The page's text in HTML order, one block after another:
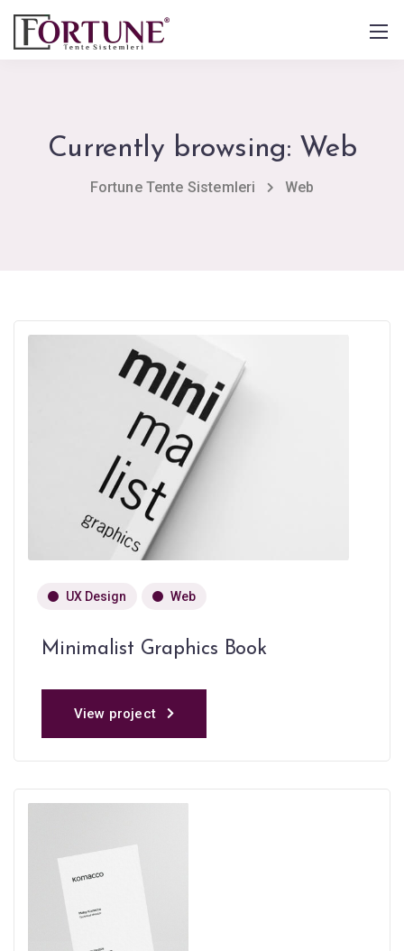
Currently browsing: Web
Fortune Tente Sistemleri Web
UX Design Web
Minimalist Graphics Book
View project